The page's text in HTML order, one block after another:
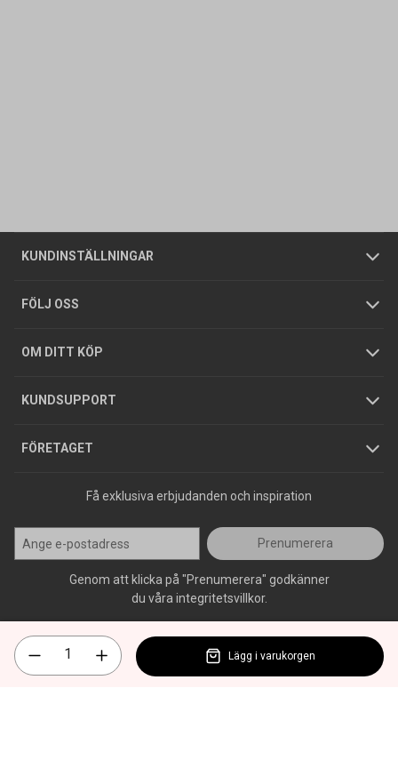
KUNDINSTÄLLNINGAR
Företagskund / Privatkund
FÖLJ OSS
OM DITT KÖP
Allmänna försäljningsvillkor
Integritetspolicy
GDPR
KUNDSUPPORT
Butiker
Foldrar och kataloger
Köpguider
Varumärken
FÖRETAGET
Om oss
Tjänster
Hållbarhet
Jobba hos oss
Press
Få exklusiva erbjudanden och inspiration
Prenumerera
Genom att klicka på "Prenumerera" godkänner
du våra integritetsvillkor.
Lägg i varukorgen